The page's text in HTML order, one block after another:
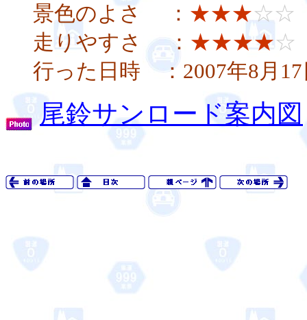
景色のよさ ： ★★★☆☆
走りやすさ ： ★★★★☆
行った日時 ：2007年8月17
尾鈴サンロード案内図